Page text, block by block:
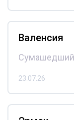
Валенсия
Сумашедший
23.07.26